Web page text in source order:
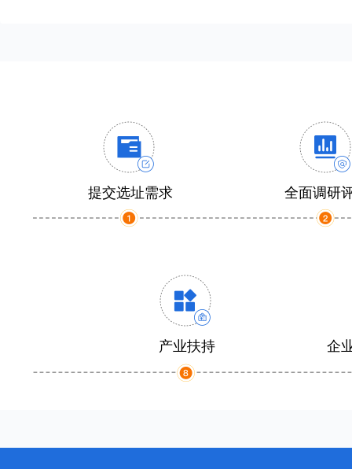
提交选址需求 全面调研
产业扶持 企